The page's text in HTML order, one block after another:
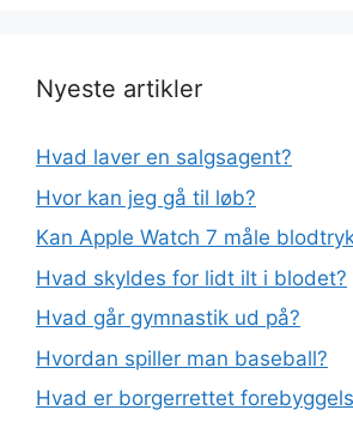
Nyeste artikler
Hvad laver en salgsagent?
Hvor kan jeg gå til løb?
Kan Apple Watch 7 måle
Hvad skyldes for lidt ilt i blodet?
Hvad går gymnastik ud på?
Hvordan spiller man baseball?
Hvad er borgerrettet